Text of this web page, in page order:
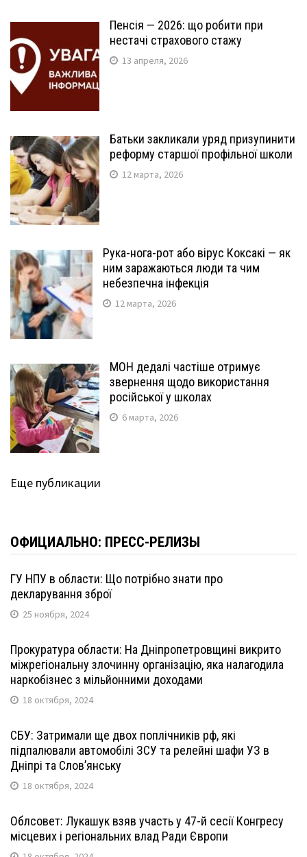
Пенсія — 2026: що робити при
нестачі страхового стажу
13 апреля, 2026
Батьки закликали уряд призупинити
реформу старшої профільної школи
12 марта, 2026
Рука-нога-рот або вірус Коксакі — як
ним заражаються люди та чим
небезпечна інфекція
12 марта, 2026
МОН дедалі частіше отримує
звернення щодо використання
російської у школах
6 марта, 2026
Еще публикации
ОФИЦИАЛЬНО: ПРЕСС-РЕЛИЗЫ
ГУ НПУ в области: Що потрібно знати про
декларування зброї
25 ноября, 2024
Прокуратура области: На Дніпропетровщині викрито
міжрегіональну злочинну організацію, яка налагодила
наркобізнес з мільйонними доходами
18 октября, 2024
СБУ: Затримали ще двох поплічників рф, які
підпалювали автомобілі ЗСУ та релейні шафи УЗ в
Дніпрі та Слов’янську
18 октября, 2024
Облсовет: Лукашук взяв участь у 47-й сесії Конгресу
місцевих і регіональних влад Ради Європи